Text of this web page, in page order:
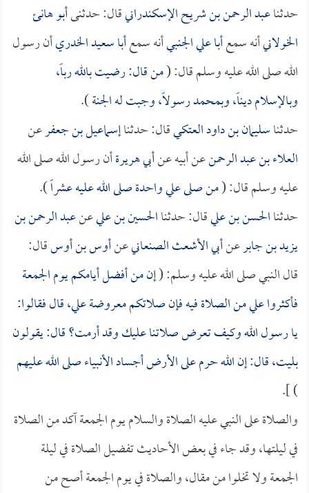
حدثناعبد الرحمن بن شريح الإسكندرانيقال: حدثنىأبو هانئ
الخولانيأنه سمعأبا علي الجنبيأنه سمعأبا سعيد الخدريأن رسول
الله صلى الله عليه وسلم قال: (من قال: رضيت بالله رباً،
وبالإسلام ديناً، وبمحمد رسولاً، وجبت له الجنة).
حدثناسليمان بن داود العتكيقال: حدثناإسماعيل بن جعفرعن
العلاء بن عبد الرحمنعن أبيه عنأبي هريرةأن رسول الله صلى الله
عليه وسلم قال: (من صلى علي واحدة صلى الله عليه عشراً).
حدثناالحسن بن عليقال: حدثناالحسين بن عليعنعبد الرحمن بن
يزيد بن جابرعنأبي الأشعث الصنعانيعنأوس بن أوسقال:
قال النبي صلى الله عليه وسلم: (إن من أفضل أيامكم يوم الجمعة
فأكثروا علي من الصلاة فيه فإن صلاتكم معروضة علي، قال فقالوا:
يا رسول الله وكيف تعرض صلاتنا عليك وقد أرمت؟ قال: يقولون
بليت، قال: إن الله حرم على الأرض أجساد الأنبياء صلى الله عليهم
) ].
والصلاة على النبي عليه الصلاة والسلام يوم الجمعة آكد من الصلاة
في ليلتها، وقد جاء في بعض الأحاديث تفضيل الصلاة في ليلة
الجمعة ولا تخلوا من مقال، والصلاة في يوم الجمعة أصح من